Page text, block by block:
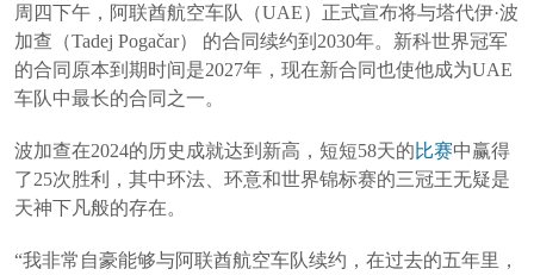
周四下午，阿联酋航空车队（UAE）正式宣布将与塔代伊·波
加查（Tadej Pogačar） 的合同续约到2030年。新科世界冠军
的合同原本到期时间是2027年，现在新合同也使他成为UAE
车队中最长的合同之一。
波加查在2024的历史成就达到新高，短短58天的比赛中赢得
了25次胜利，其中环法、环意和世界锦标赛的三冠王无疑是
天神下凡般的存在。
“我非常自豪能够与阿联酋航空车队续约，在过去的五年里，